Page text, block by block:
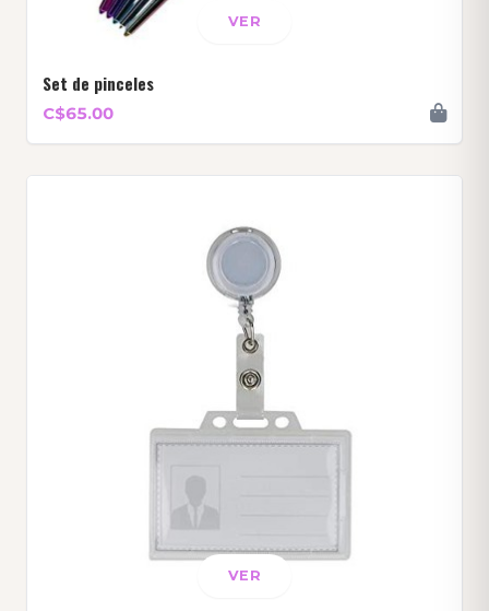
VER
Set de pinceles
C$65.00
VER